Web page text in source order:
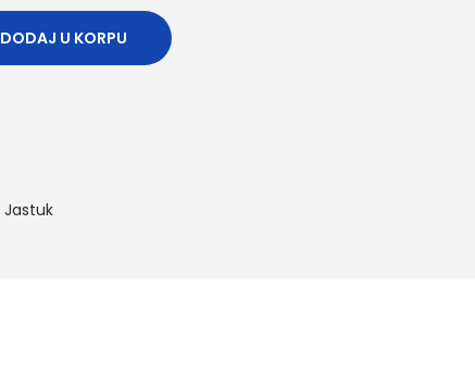
DODAJ U KORPU
Jastuk